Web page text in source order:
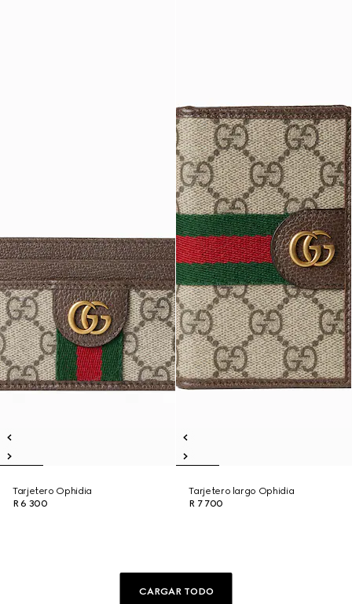
Tarjetero Ophidia
R 6 300
Tarjetero largo Ophidia
R 7 700
CARGAR TODO